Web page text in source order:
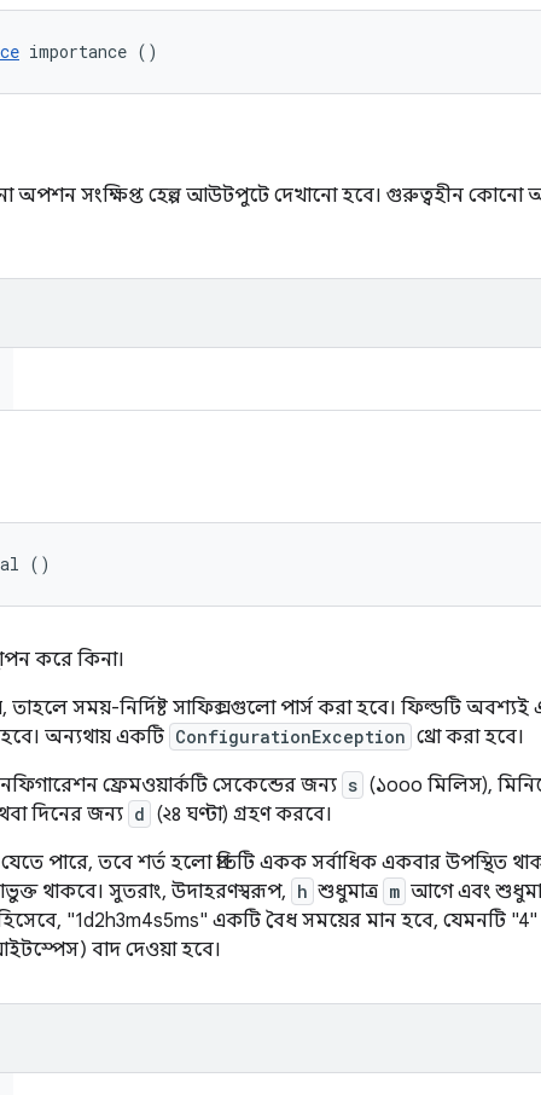
importance ()
সংক্ষিপ্ত হেল্প আউটপুটে দেখানো হবে। গুরুত্বহীন কোনো
()
করে কিনা।
সময়-নির্দিষ্ট সাফিক্সগুলো পার্স করা হবে। ফিল্ডটি অবশ্যই
অন্যথায় একটি ConfigurationException থ্রো করা হবে।
ফ্রেমওয়ার্কটি সেকেন্ডের জন্য s (১০০০ মিলিস),
দিনের জন্য d (২৪ ঘণ্টা) গ্রহণ করবে।
পারে, তবে শর্ত হলো প্রতিটি একক সর্বাধিক একবার উপস্থিত
থাকবে। সুতরাং, উদাহরণস্বরূপ, h শুধুমাত্র m আগে এবং
হিসেবে, "1d2h3m4s5ms" একটি বৈধ সময়ের মান হবে, যেমনটি
বাদ দেওয়া হবে।